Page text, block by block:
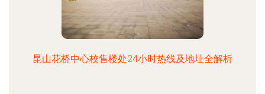
昆山花桥中心校售楼处24小时热线及地址全解析